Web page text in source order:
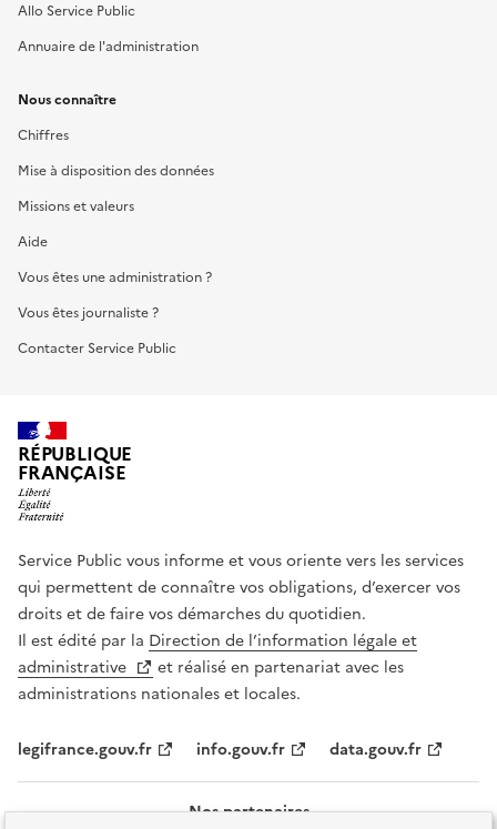
Allo Service Public
Annuaire de l'administration
Nous connaître
Chiffres
Mise à disposition des données
Missions et valeurs
Aide
Vous êtes une administration ?
Vous êtes journaliste ?
Contacter Service Public
RÉPUBLIQUE
FRANÇAISE
Service Public vous informe et vous oriente vers les services
qui permettent de connaître vos obligations, d’exercer vos
droits et de faire vos démarches du quotidien.
Il est édité par la Direction de l’information légale et
administrative
et réalisé en partenariat avec les
administrations nationales et locales.
legifrance.gouv.fr info.gouv.fr data.gouv.fr
Nos partenaires